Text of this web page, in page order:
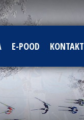
E-POOD KONTAKT